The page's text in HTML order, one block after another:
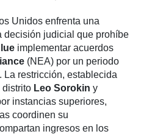
Unidos enfrenta una
decisión judicial que prohíbe
implementar acuerdos
(NEA) por un periodo
La restricción, establecida
distrito Leo Sorokin y
instancias superiores,
coordinen su
ingresos en los